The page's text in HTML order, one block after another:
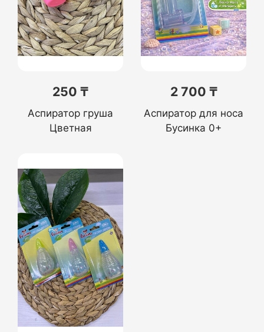
250 ₸
Аспиратор груша
Цветная
2 700 ₸
Аспиратор для носа
Бусинка 0+